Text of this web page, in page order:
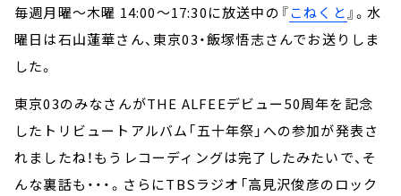
毎週月曜～木曜 14:00～17:30に放送中の『こねくと』。水
曜日は石山蓮華さん、東京03・飯塚悟志さんでお送りしま
した。
東京03のみなさんがTHE ALFEEデビュー50周年を記念
したトリビュートアルバム「五十年祭」への参加が発表さ
れましたね！もうレコーディングは完了したみたいで、そ
んな裏話も・・・。さらにTBSラジオ「高見沢俊彦のロック